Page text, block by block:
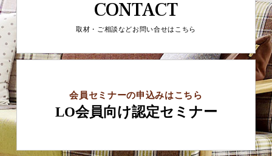
CONTACT
取材・ご相談などお問い合せはこちら
会員セミナーの申込みはこちら
LO会員向け認定セミナー